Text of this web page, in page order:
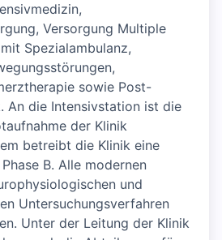
Versorgung Multiple
Spezialambulanz,
sowie Post-
An die Intensivstation ist die
der Klinik
betreibt die Klinik eine
B. Alle modernen
und
Untersuchungsverfahren
Unter der Leitung der Klinik